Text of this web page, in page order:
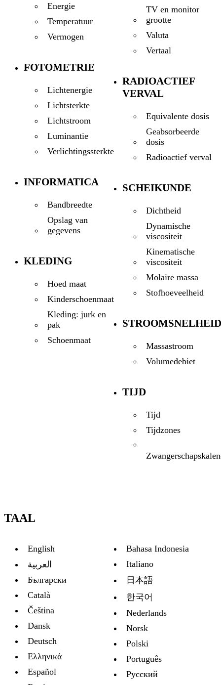
Energie
Temperatuur
Vermogen
FOTOMETRIE
Lichtenergie
Lichtsterkte
Lichtstroom
Luminantie
Verlichtingssterkte
INFORMATICA
Bandbreedte
Opslag van
gegevens
KLEDING
Hoed maat
Kinderschoenmaat
Kleding: jurk en
pak
Schoenmaat
TV en monitor
grootte
Valuta
Vertaal
RADIOACTIEF
VERVAL
Equivalente dosis
Geabsorbeerde
dosis
Radioactief verval
SCHEIKUNDE
Dichtheid
Dynamische
viscositeit
Kinematische
viscositeit
Molaire massa
Stofhoeveelheid
STROOMSNELHEID
Massastroom
Volumedebiet
TIJD
Tijd
Tijdzones
TAAL
English
العربية
Български
Català
Čeština
Dansk
Deutsch
Ελληνικά
Español
Bahasa Indonesia
Italiano
日本語
한국어
Nederlands
Norsk
Polski
Português
Русский